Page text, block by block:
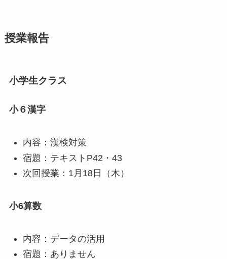
授業報告
小学生クラス
小６漢字
内容：漢検対策
宿題：テキストP42・43
次回授業：1月18日（木）
小6算数
内容：データの活用
宿題：ありません